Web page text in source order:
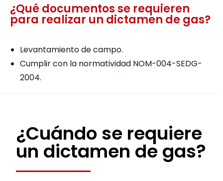
¿Qué documentos se requieren
para realizar un dictamen de gas?
Levantamiento de campo.
Cumplir con la normatividad NOM-004-SEDG-
2004.
¿Cuándo se requiere
un dictamen de gas?